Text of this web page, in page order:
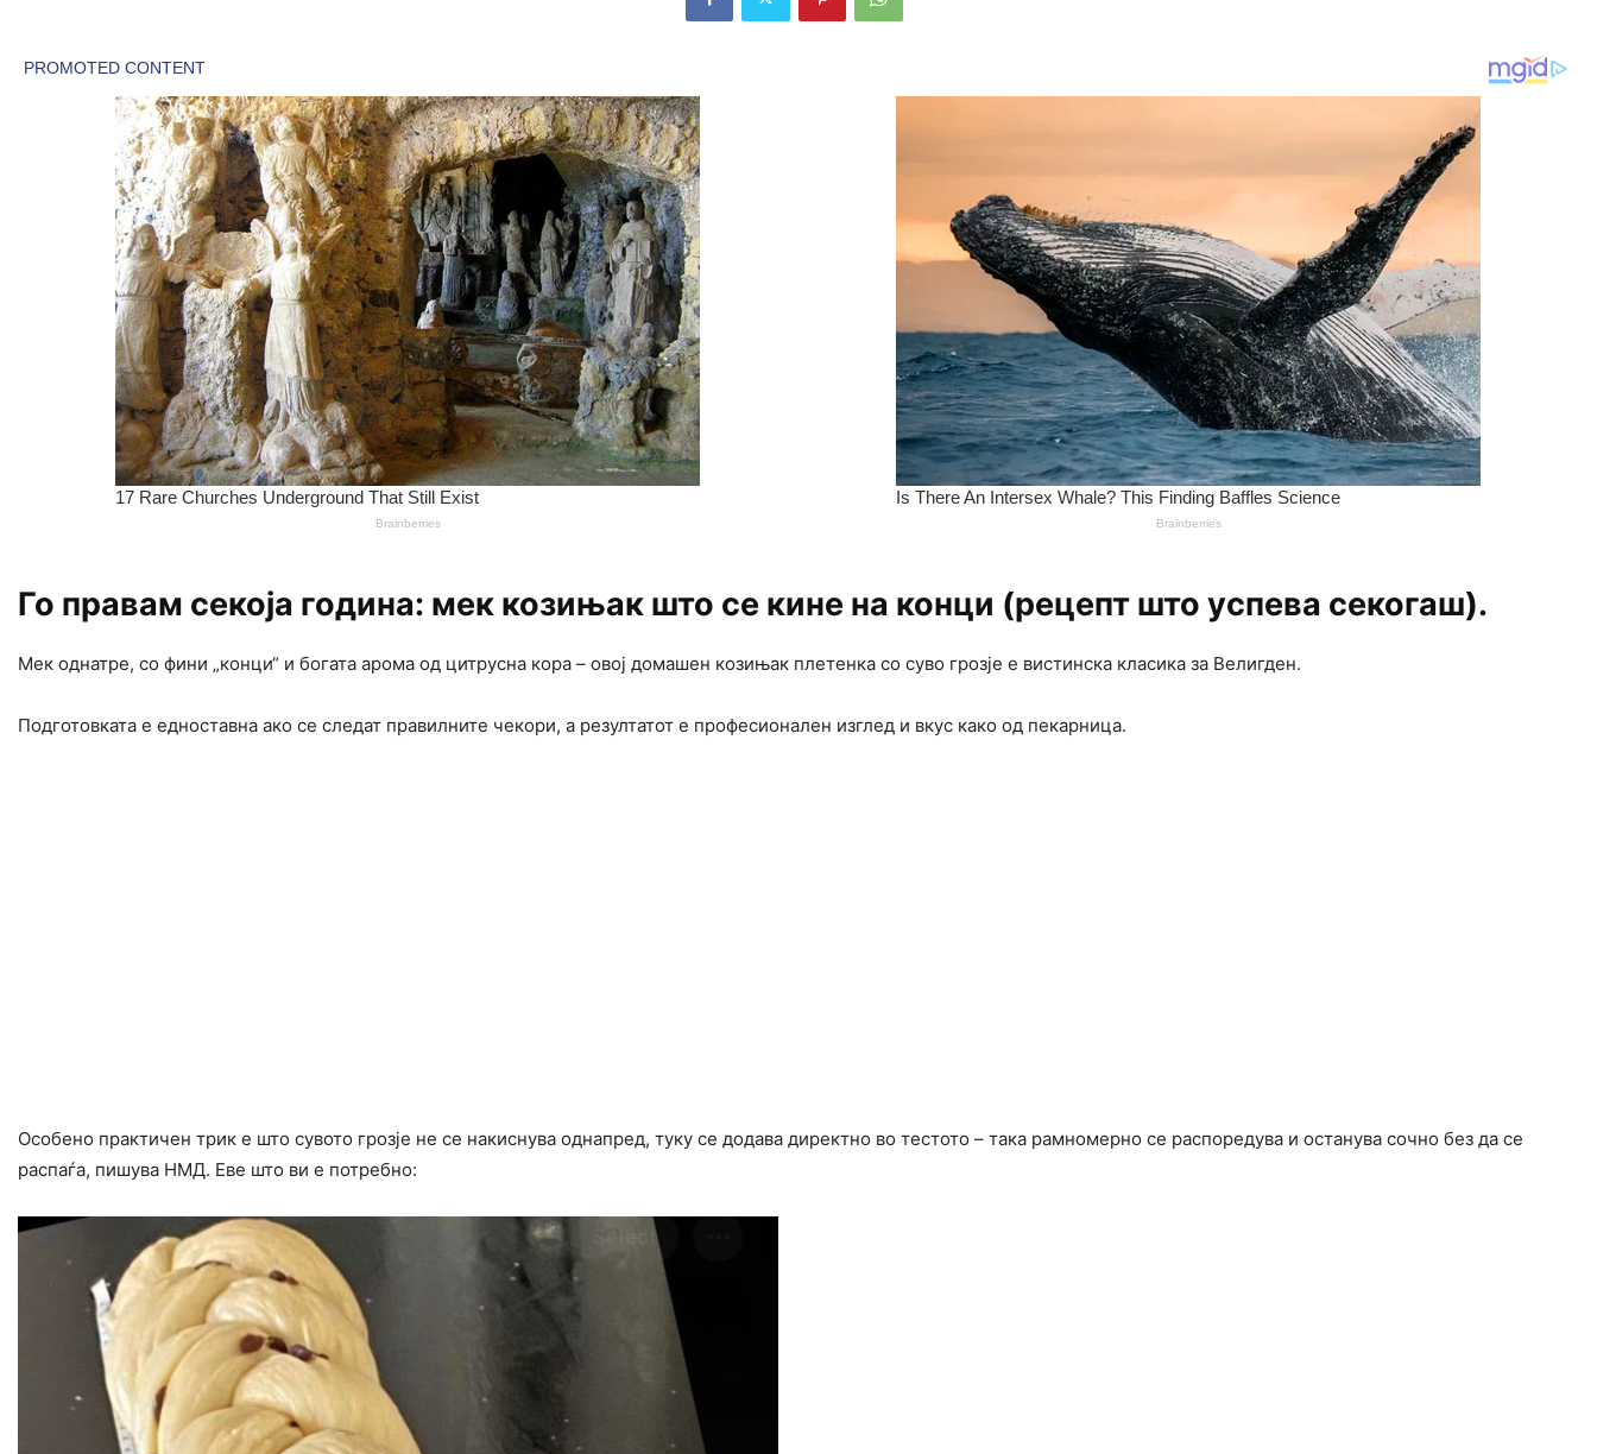
Го правам секоја година: мек козињак што се кине на конци (рецепт што успева секогаш).
Мек однатре, со фини „конци“ и богата арома од цитрусна кора – овој домашен козињак плетенка со суво грозје е вистинска класика за Велигден.
Подготовката е едноставна ако се следат правилните чекори, а резултатот е професионален изглед и вкус како од пекарница.
Особено практичен трик е што сувото грозје не се накиснува однапред, туку се додава директно во тестото – така рамномерно се распоредува и останува сочно без да се
распаѓа, пишува НМД. Еве што ви е потребно: